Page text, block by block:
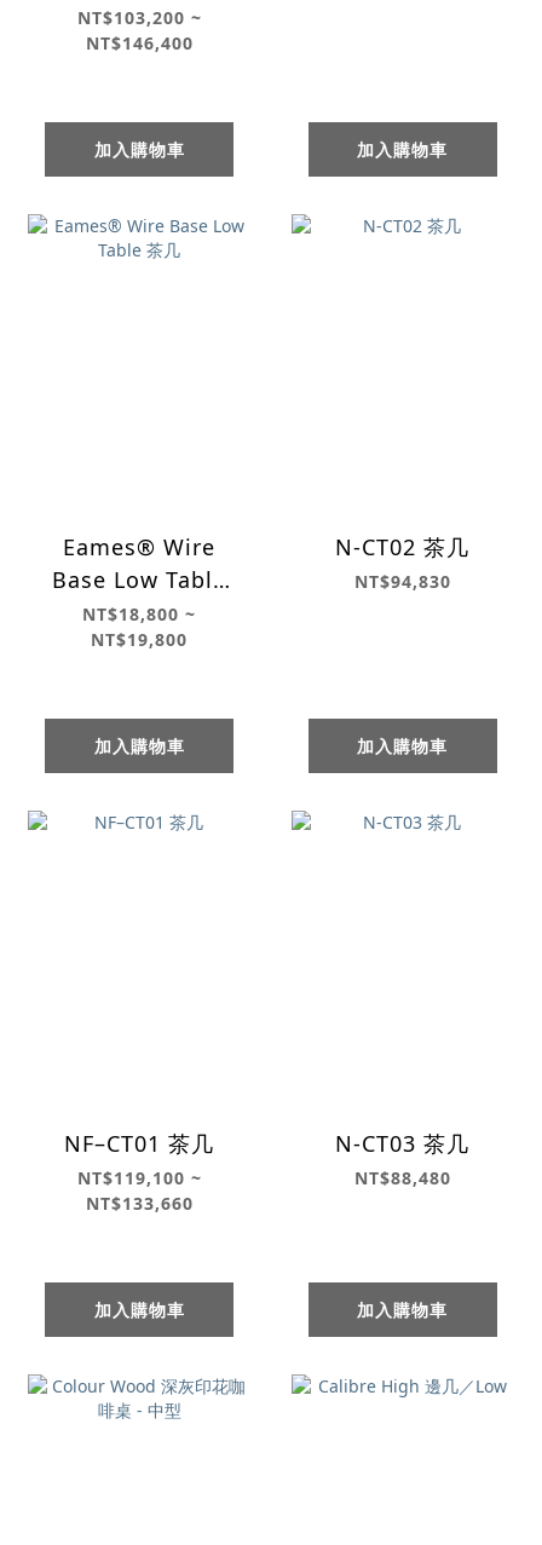
NT$103,200 ~
NT$146,400
加入購物車 加入購物車
Eames® Wire
Base Low Table
茶几
NT$18,800 ~
NT$19,800
加入購物車
N-CT02 茶几
NT$94,830
加入購物車
NF–CT01 茶几
NT$119,100 ~
NT$133,660
加入購物車
N-CT03 茶几
NT$88,480
加入購物車